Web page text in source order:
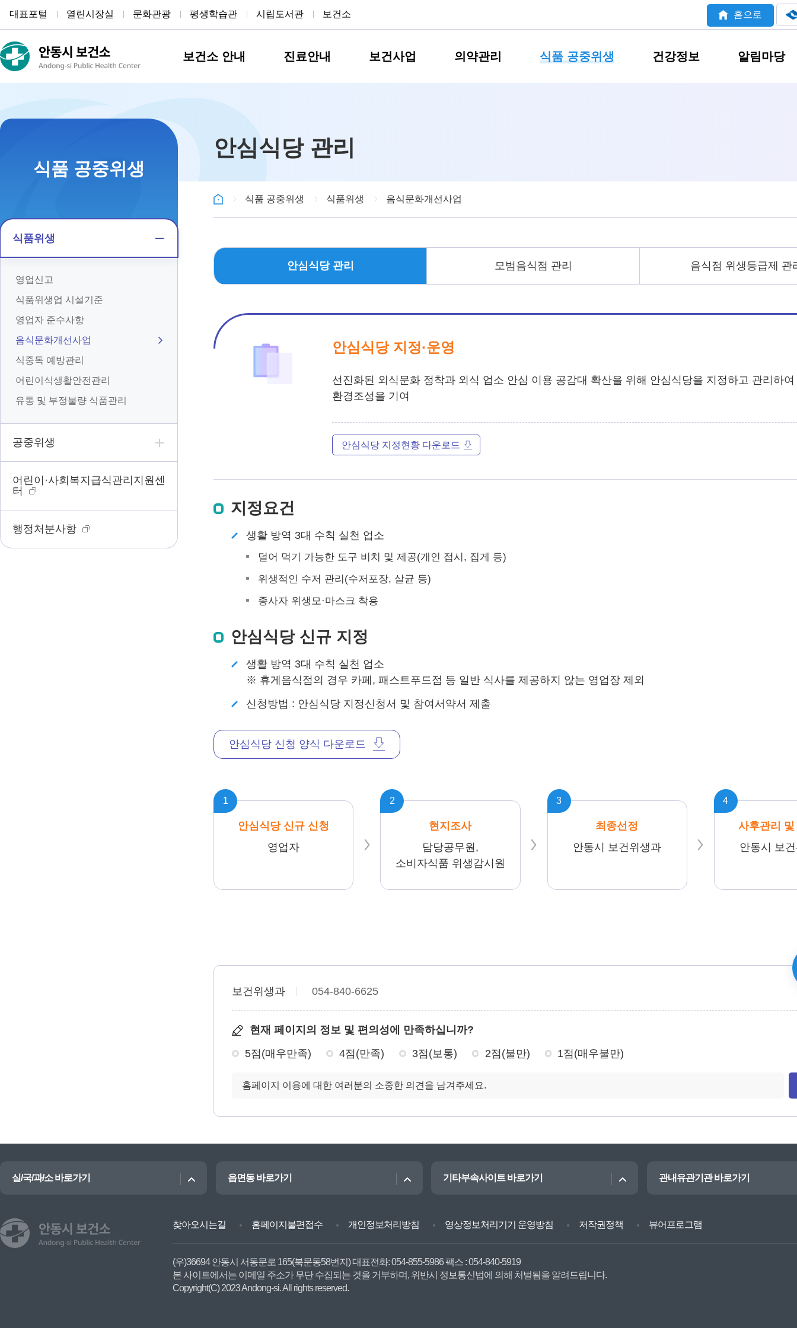
대표포털 열린시장실 문화관광 평생학습관 시립도서관 보건소 홈으로
보건소 안내 진료안내 보건사업 의약관리 식품 공중위생 건강정보 알림마당
식품 공중위생
식품위생
영업신고
식품위생업 시설기준
영업자 준수사항
음식문화개선사업
식중독 예방관리
어린이식생활안전관리
유통 및 부정불량 식품관리
공중위생
어린이·사회복지급식관리지원센
터
행정처분사항
안심식당 관리
식품 공중위생 식품위생 음식문화개선사업
안심식당 관리 모범음식점 관리 음식점 위생등급제 관
안심식당 지정·운영
선진화된 외식문화 정착과 외식 업소 안심 이용 공감대 확산을 위해 안심식당을 지정하고 관리하
환경조성을 기여
안심식당 지정현황 다운로드
지정요건
생활 방역 3대 수칙 실천 업소
덜어 먹기 가능한 도구 비치 및 제공(개인 접시, 집게 등)
위생적인 수저 관리(수저포장, 살균 등)
종사자 위생모·마스크 착용
안심식당 신규 지정
생활 방역 3대 수칙 실천 업소
※ 휴게음식점의 경우 카페, 패스트푸드점 등 일반 식사를 제공하지 않는 영업장 제외
신청방법 : 안심식당 지정신청서 및 참여서약서 제출
안심식당 신청 양식 다운로드
1
안심식당 신규 신청
영업자
2
현지조사
담당공무원,
소비자식품 위생감시원
3
최종선정
안동시 보건위생과
4
사후관리
안동시 보
보건위생과 054-840-6625
현재 페이지의 정보 및 편의성에 만족하십니까?
5점(매우만족)
4점(만족) 3점(보통) 2점(불만) 1점(매우불만)
실/국/과/소 바로가기 읍면동 바로가기 기타부속사이트 바로가기 관내유관기관 바로가기
찾아오시는길 홈페이지불편접수 개인정보처리방침 영상정보처리기기 운영방침 저작권정책 뷰어프로그램
(우)36694 안동시 서동문로 165(북문동58번지)대표전화: 054-855-5986 팩스 : 054-840-5919
본 사이트에서는 이메일 주소가 무단 수집되는 것을 거부하며, 위반시 정보통신법에 의해 처벌됨을 알려드립니다.
Copyright(C) 2023 Andong-si. All rights reserved.